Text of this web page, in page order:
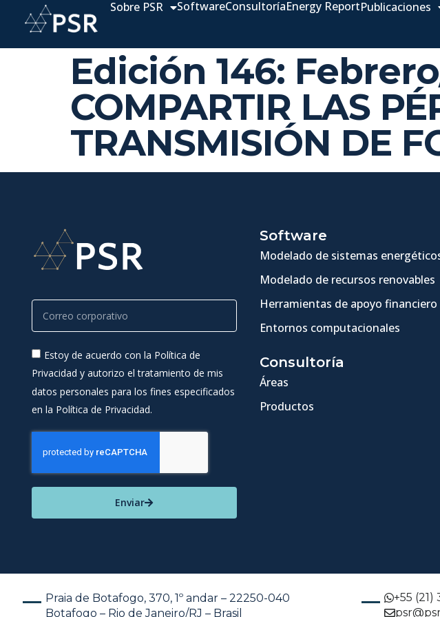
Sobre PSR SoftwareConsultoríaEnergy ReportPublicaciones
Edición 146:
COMPARTIR LAS
TRANSMISIÓN DE
Estoy de acuerdo con la Política de
Privacidad y autorizo el tratamiento de mis
datos personales para los fines especificados
en la Política de Privacidad.
Enviar
Software
Modelado de sistemas
Modelado de recursos renovables
Herramientas de apoyo financiero
Entornos computacionales
Consultoría
Áreas
Productos
Praia de Botafogo, 370, 1º andar – 22250-040
Botafogo – Rio de Janeiro/RJ – Brasil
+55 (21)